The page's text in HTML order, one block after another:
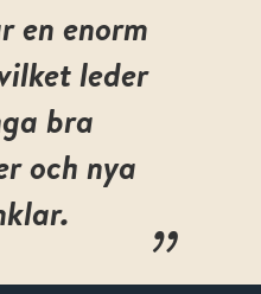
en enorm
leder
bra
och nya „